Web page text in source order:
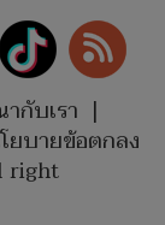
กับเรา |
ยบายข้อตกลง
right